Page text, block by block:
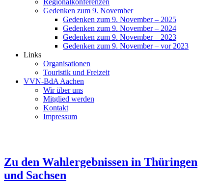
Gedenken zum 9. November
Gedenken zum 9. November – 2025
Gedenken zum 9. November – 2024
Gedenken zum 9. November – 2023
Gedenken zum 9. November – vor 2023
Links
Organisationen
Touristik und Freizeit
VVN-BdA Aachen
Wir über uns
Mitglied werden
Kontakt
Impressum
Zu den Wahlergebnissen in Thüringen
und Sachsen